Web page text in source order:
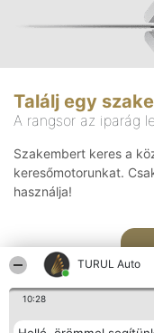
TURUL Auto
10:28
Találj egy
A rangsor az iparág
Szakembert keres a
keresőmotorunkat.
használja!